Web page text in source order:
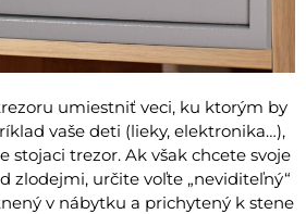
umiestniť veci, ku ktorým by
vaše deti (lieky, elektronika…),
stojaci trezor. Ak však chcete svoje
zlodejmi, určite voľte „neviditeľný“
v nábytku a prichytený k stene